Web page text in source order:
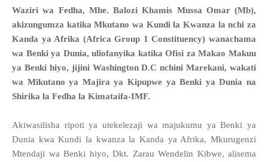
Waziri wa Fedha, Mhe. Balozi Khamis Mussa Omar (Mb),
akizungumza katika Mkutano wa Kundi la Kwanza la nchi za
Kanda ya Afrika (Africa Group 1 Constituency) wanachama
wa Benki ya Dunia, uliofanyika katika Ofisi za Makao Makuu
ya Benki hiyo, jijini Washington D.C nchini Marekani, wakati
wa Mikutano ya Majira ya Kipupwe ya Benki ya Dunia na
Shirika la Fedha la Kimataifa-IMF.
Akiwasilisha ripoti ya utekelezaji wa majukumu ya Benki ya
Dunia kwa Kundi la kwanza la Kanda ya Afrika, Mkurugenzi
Mtendaji wa Benki hiyo, Dkt. Zarau Wendelin Kibwe, alisema